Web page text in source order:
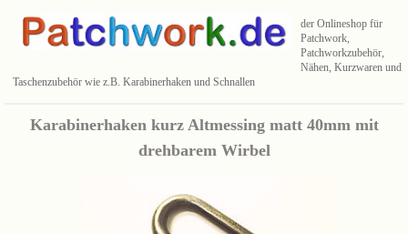
der Onlineshop für
Patchwork,
Patchworkzubehör,
Nähen, Kurzwaren und
Taschenzubehör wie z.B. Karabinerhaken und Schnallen
Karabinerhaken kurz Altmessing matt 40mm mit
drehbarem Wirbel